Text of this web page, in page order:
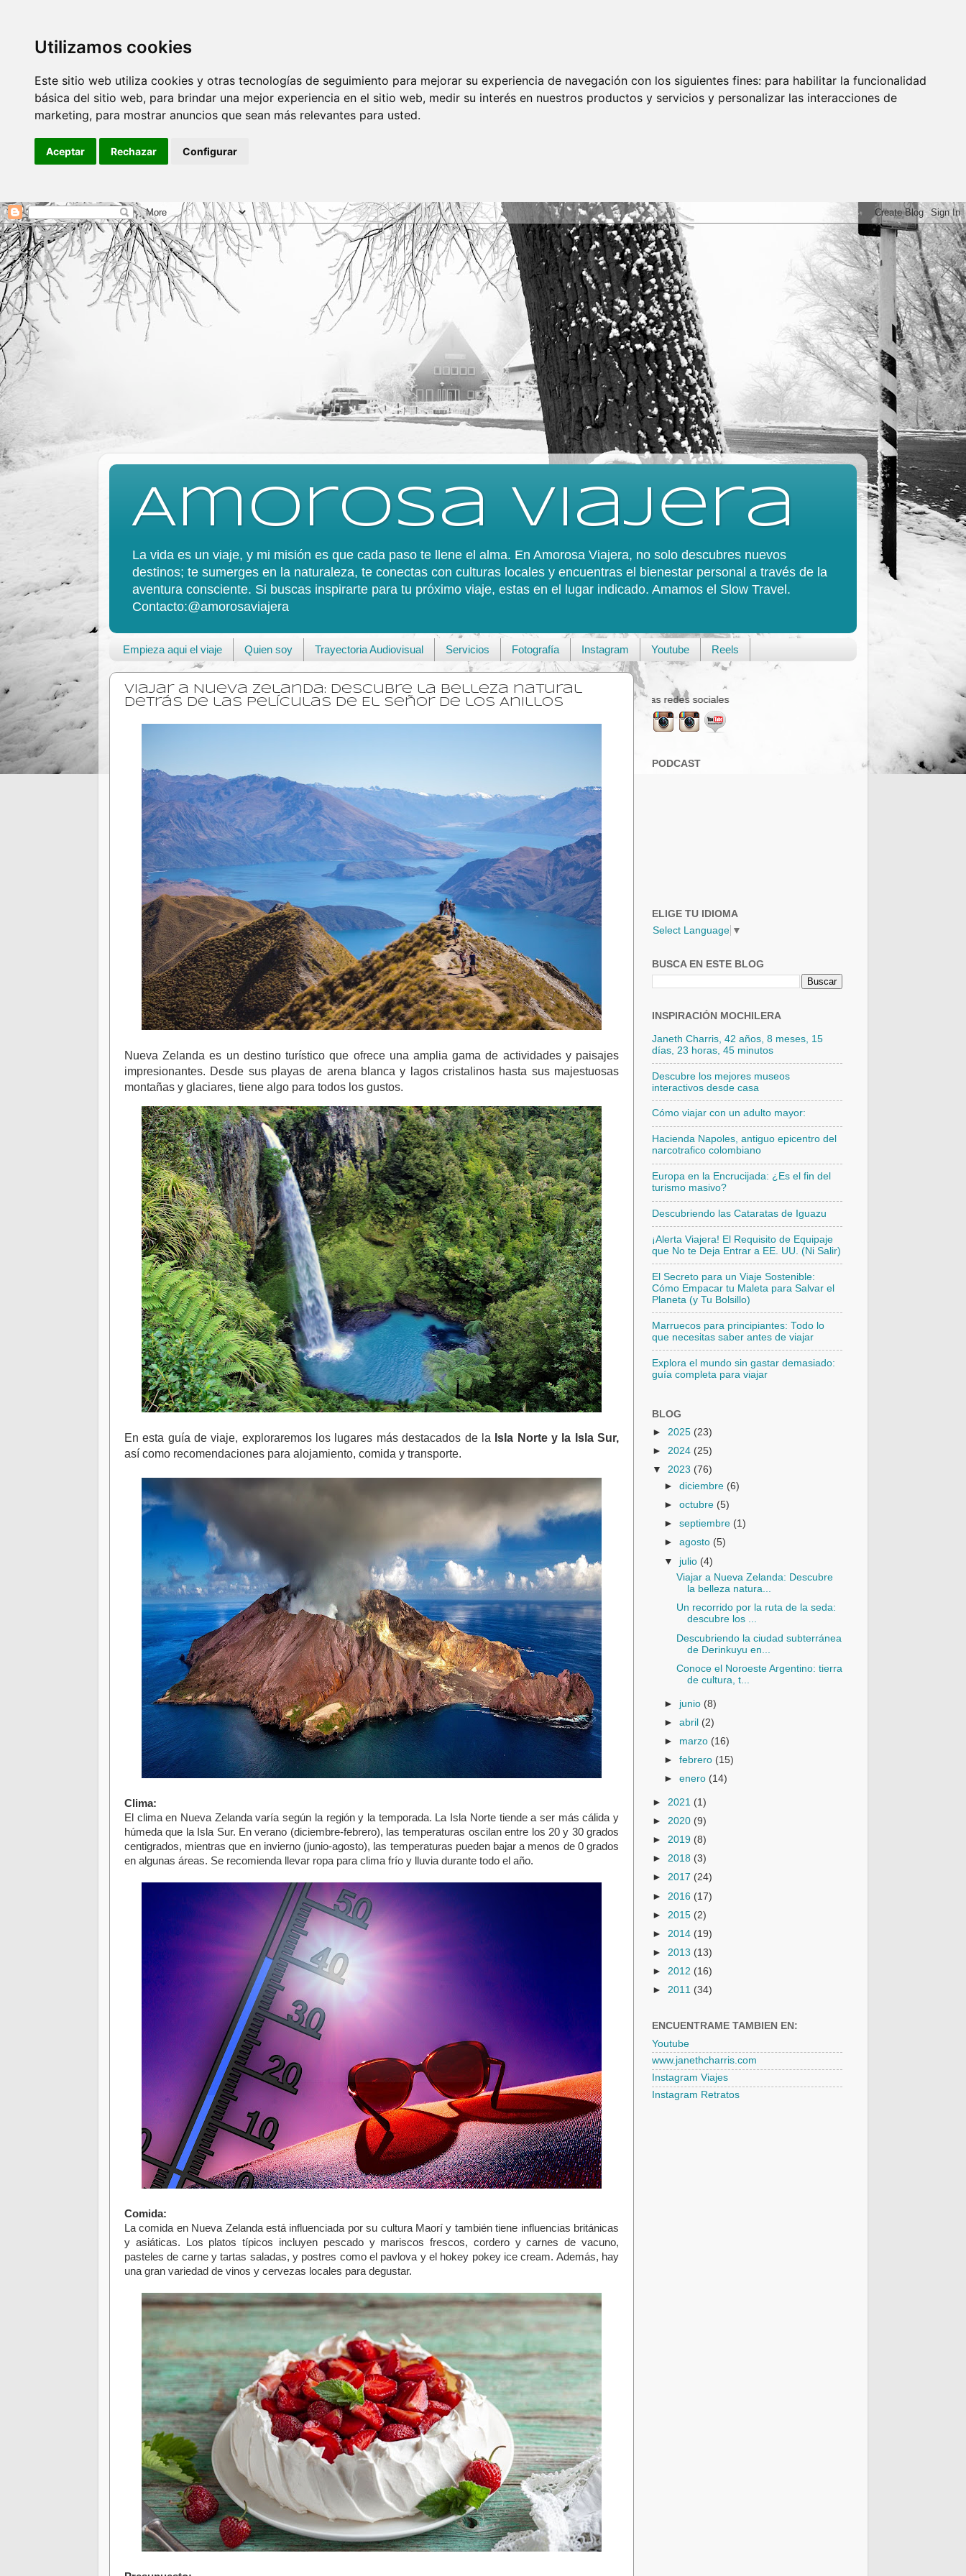
Utilizamos cookies
Este sitio web utiliza cookies y otras tecnologías de seguimiento para mejorar su experiencia de navegación con los siguientes fines: para habilitar la funcionalidad
básica del sitio web, para brindar una mejor experiencia en el sitio web, medir su interés en nuestros productos y servicios y personalizar las interacciones de
marketing, para mostrar anuncios que sean más relevantes para usted.
Aceptar Rechazar Configurar
Amorosa viajera
La vida es un viaje, y mi misión es que cada paso te llene el alma. En Amorosa Viajera, no solo descubres nuevos
destinos; te sumerges en la naturaleza, te conectas con culturas locales y encuentras el bienestar personal a través de la
aventura consciente. Si buscas inspirarte para tu próximo viaje, estas en el lugar indicado. Amamos el Slow Travel.
Contacto:@amorosaviajera
Empieza aqui el viaje Quien soy Trayectoria Audiovisual Servicios Fotografía Instagram Youtube Reels
Viajar a Nueva Zelanda: Descubre la belleza natural
detrás de las películas de El Señor de los Anillos
Nueva Zelanda es un destino turístico que ofrece una amplia gama de actividades y paisajes
impresionantes. Desde sus playas de arena blanca y lagos cristalinos hasta sus majestuosas
montañas y glaciares, tiene algo para todos los gustos.
En esta guía de viaje, exploraremos los lugares más destacados de la Isla Norte y la Isla Sur,
así como recomendaciones para alojamiento, comida y transporte.
Clima:
El clima en Nueva Zelanda varía según la región y la temporada. La Isla Norte tiende a ser más cálida y
húmeda que la Isla Sur. En verano (diciembre-febrero), las temperaturas oscilan entre los 20 y 30 grados
centigrados, mientras que en invierno (junio-agosto), las temperaturas pueden bajar a menos de 0 grados
en algunas áreas. Se recomienda llevar ropa para clima frío y lluvia durante todo el año.
Comida:
La comida en Nueva Zelanda está influenciada por su cultura Maorí y también tiene influencias británicas
y asiáticas. Los platos típicos incluyen pescado y mariscos frescos, cordero y carnes de vacuno,
pasteles de carne y tartas saladas, y postres como el pavlova y el hokey pokey ice cream. Además, hay
una gran variedad de vinos y cervezas locales para degustar.
Sigue mis viajes en las
PODCAST
ELIGE TU IDIOMA
Select Language ▼
BUSCA EN ESTE BLOG
INSPIRACIÓN MOCHILERA
Janeth Charris, 42 años, 8 meses, 15
días, 23 horas, 45 minutos
Descubre los mejores museos
interactivos desde casa
Cómo viajar con un adulto mayor:
Hacienda Napoles, antiguo epicentro del
narcotrafico colombiano
Europa en la Encrucijada: ¿Es el fin del
turismo masivo?
Descubriendo las Cataratas de Iguazu
¡Alerta Viajera! El Requisito de Equipaje
que No te Deja Entrar a EE. UU. (Ni Salir)
El Secreto para un Viaje Sostenible:
Cómo Empacar tu Maleta para Salvar el
Planeta (y Tu Bolsillo)
Marruecos para principiantes: Todo lo
que necesitas saber antes de viajar
Explora el mundo sin gastar demasiado:
guía completa para viajar
BLOG
► 2025 (23)
► 2024 (25)
▼ 2023 (76)
►diciembre (6)
►octubre (5)
►septiembre (1)
►agosto (5)
▼ julio (4)
Viajar a Nueva Zelanda: Descubre
la belleza natura...
Un recorrido por la ruta de la seda:
descubre los ...
Descubriendo la ciudad subterránea
de Derinkuyu en...
Conoce el Noroeste Argentino: tierra
de cultura, t...
► junio (8)
►abril (2)
► marzo (16)
►febrero (15)
►enero (14)
► 2021 (1)
► 2020 (9)
► 2019 (8)
► 2018 (3)
► 2017 (24)
► 2016 (17)
► 2015 (2)
► 2014 (19)
► 2013 (13)
► 2012 (16)
► 2011 (34)
ENCUENTRAME TAMBIEN EN:
Youtube
www.janethcharris.com
Instagram Viajes
Instagram Retratos